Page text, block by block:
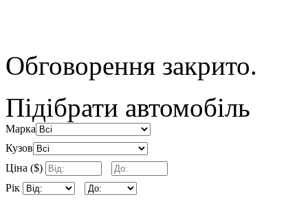
Обговорення закрито.
Підібрати автомобіль
Марка
Кузов
Ціна ($)
Рік